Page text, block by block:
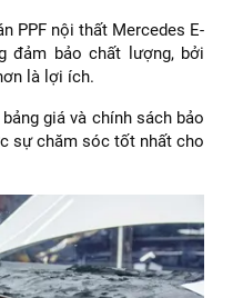
PPF nội thất Mercedes E-
đảm bảo chất lượng, bởi
là lợi ích.
giá và chính sách bảo
sự chăm sóc tốt nhất cho